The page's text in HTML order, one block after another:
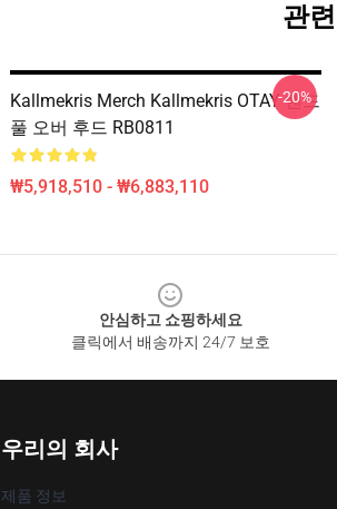
관
Kallmekris Merch Kallmekris OTAY 핸드
풀 오버 후드 RB0811
₩5,918,510 - ₩6,883,110
-20%
안심하고 쇼핑하세요
클릭에서 배송까지 24/7 보호
우리의 회사
제품 정보